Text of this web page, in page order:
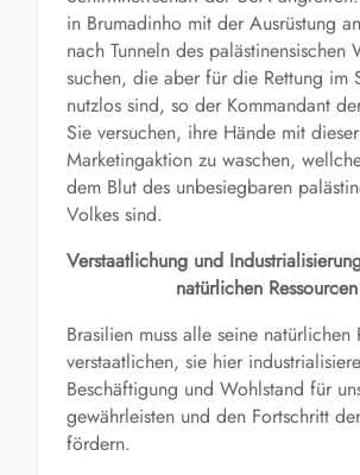
in Brumadinho mit der Ausrüstung
nach Tunneln des palästinensischen
suchen, die aber für die Rettung im
nutzlos sind, so der Kommandant
Sie versuchen, ihre Hände mit dieser
Marketingaktion zu waschen,
dem Blut des unbesiegbaren
Volkes sind.
Verstaatlichung und
natürlichen Ressourcen
Brasilien muss alle seine natürlichen
verstaatlichen, sie hier
Beschäftigung und Wohlstand für
gewährleisten und den Fortschritt
fördern.